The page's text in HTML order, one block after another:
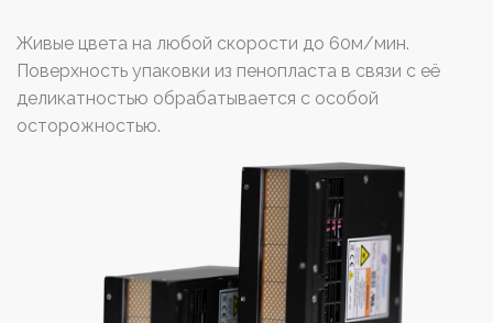
Живые цвета на любой скорости до 60м/мин.
Поверхность упаковки из пенопласта в связи с её
деликатностью обрабатывается с особой
осторожностью.